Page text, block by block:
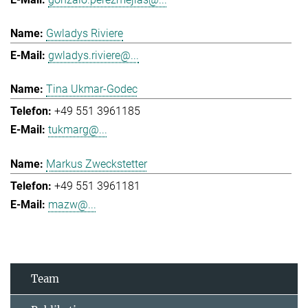
Gwladys Riviere
gwladys.riviere@...
Tina Ukmar-Godec
+49 551 3961185
tukmarg@...
Markus Zweckstetter
+49 551 3961181
mazw@...
Team